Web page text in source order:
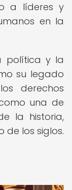
a líderes y
en la
política y la
su legado
derechos
una de
la historia,
los siglos.